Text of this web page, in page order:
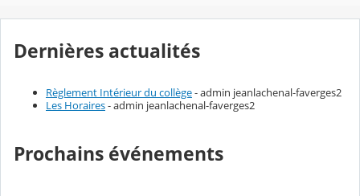
Dernières actualités
Règlement Intérieur du collège- admin jeanlachenal-faverges2
Les Horaires- admin jeanlachenal-faverges2
Prochains événements